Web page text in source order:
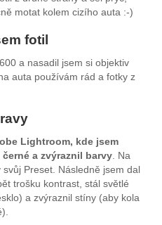
motat kolem cizího auta :-)
fotil
a nasadil jsem si objektiv
auta používám rád a fotky z
Lightroom, kde jsem
a zvýraznil barvy . Na
Preset. Následně jsem dal
trošku kontrast, stál světlé
a zvýraznil stíny (aby kola